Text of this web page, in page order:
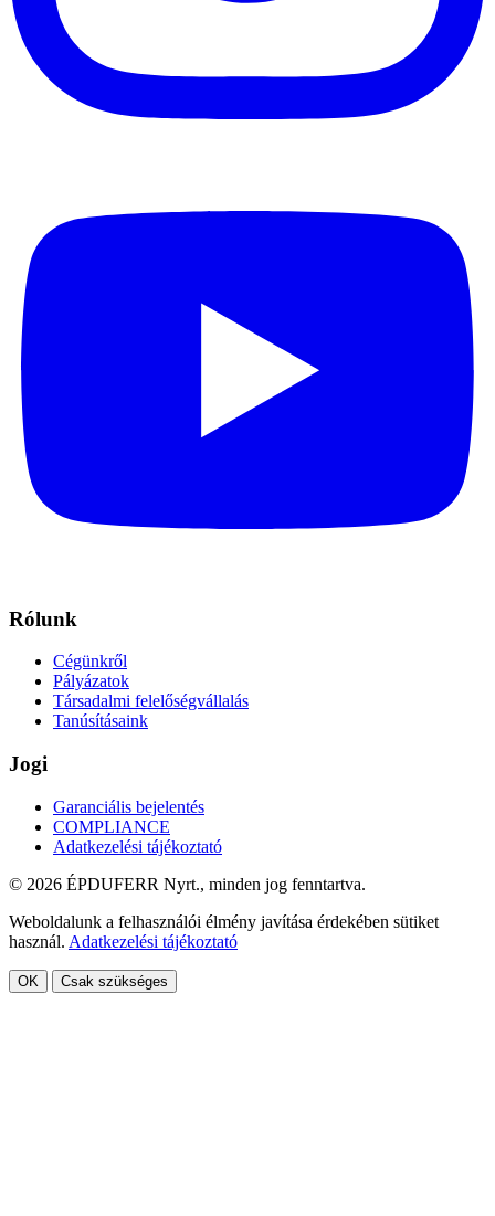
Rólunk
Cégünkről
Pályázatok
Társadalmi felelőségvállalás
Tanúsításaink
Jogi
Garanciális bejelentés
COMPLIANCE
Adatkezelési tájékoztató
© 2026 ÉPDUFERR Nyrt., minden jog fenntartva.
Weboldalunk a felhasználói élmény javítása érdekében sütiket
használ. Adatkezelési tájékoztató
OK Csak szükséges